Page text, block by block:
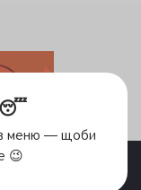
😴
меню — щоби
😉